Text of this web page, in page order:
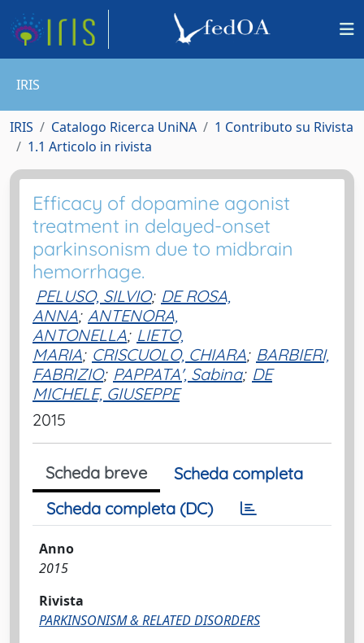
IRIS
IRIS Catalogo Ricerca UniNA
1 Contributo su Rivista
1.1 Articolo in rivista
Efficacy of dopamine agonist
treatment in delayed-onset
parkinsonism due to midbrain
hemorrhage.
PELUSO, SILVIO; DE ROSA,
ANNA; ANTENORA,
ANTONELLA; LIETO,
MARIA; CRISCUOLO, CHIARA; BARBIERI,
FABRIZIO; PAPPATA', Sabina; DE
MICHELE, GIUSEPPE
2015
Scheda breve
Scheda completa
Scheda completa (DC)
Anno
2015
Rivista
PARKINSONISM & RELATED DISORDERS